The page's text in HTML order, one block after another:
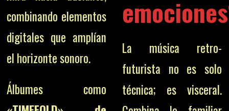
combinando elementos
digitales que amplían
el horizonte sonoro.
Álbumes como
La música retro-
futurista no es solo
técnica; es visceral.